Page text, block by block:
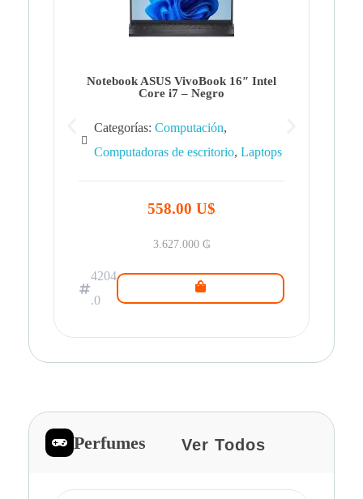
Notebook ASUS VivoBook 16″ Intel
Core i7 – Negro
Categorías: Computación,
Computadoras de escritorio, Laptops
558.00 U$
3.627.000 ₲
4204
.0
Perfumes Ver Todos